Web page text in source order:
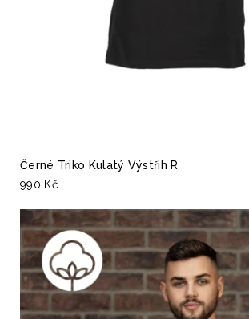
Černé Triko Kulatý Výstřih R
990 Kč